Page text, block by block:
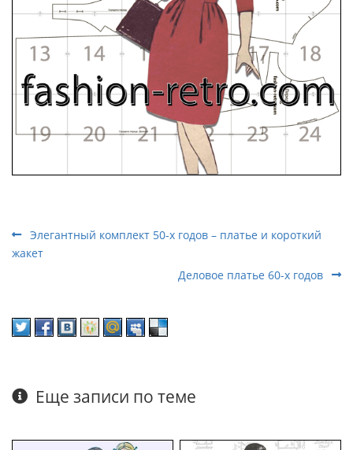
Элегантный комплект 50-х годов – платье и короткий
жакет
Деловое платье 60-х годов
Еще записи по теме